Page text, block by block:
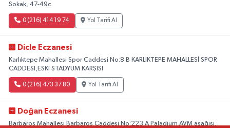
Sokak, 47-49c
0 (216) 414 19 74 Yol Tarifi Al
Dicle Eczanesi
Karlıktepe Mahallesi Spor Caddesi No:8 B KARLIKTEPE MAHALLESİ SPOR
CADDESİ,ESKİ STADYUM KARŞISI
0 (216) 473 37 80 Yol Tarifi Al
Doğan Eczanesi
Barbaros Mahallesi Barbaros Caddesi No:223 A Paladium AVM aşağısı,